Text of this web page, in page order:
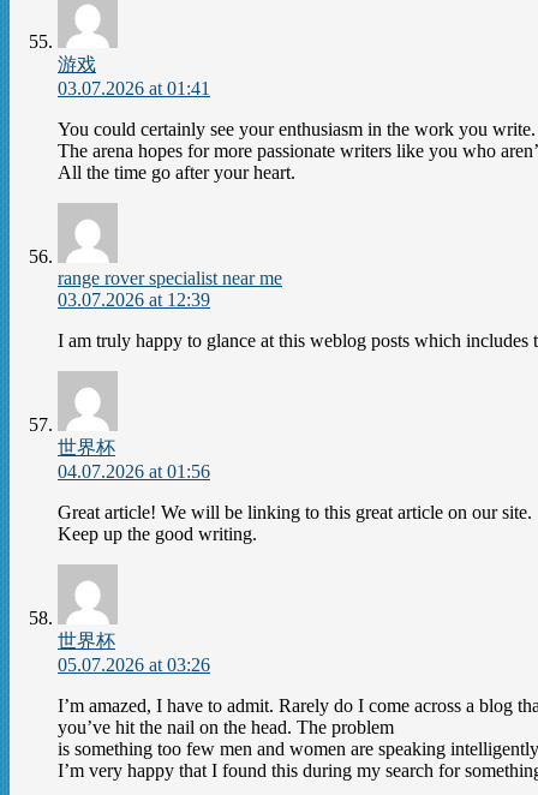
游戏
03.07.2026 at 01:41
You could certainly see your enthusiasm in the work you write.
The arena hopes for more passionate writers like you who
All the time go after your heart.
range rover specialist near me
03.07.2026 at 12:39
I am truly happy to glance at this weblog posts which
世界杯
04.07.2026 at 01:56
Great article! We will be linking to this great article on our site.
Keep up the good writing.
世界杯
05.07.2026 at 03:26
I’m amazed, I have to admit. Rarely do I come across a blog
you’ve hit the nail on the head. The problem
is something too few men and women are speaking
I’m very happy that I found this during my search for